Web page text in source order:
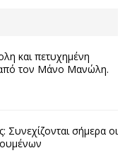
και πετυχημένη
τον Μάνο Μανώλη.
σήμερα οι